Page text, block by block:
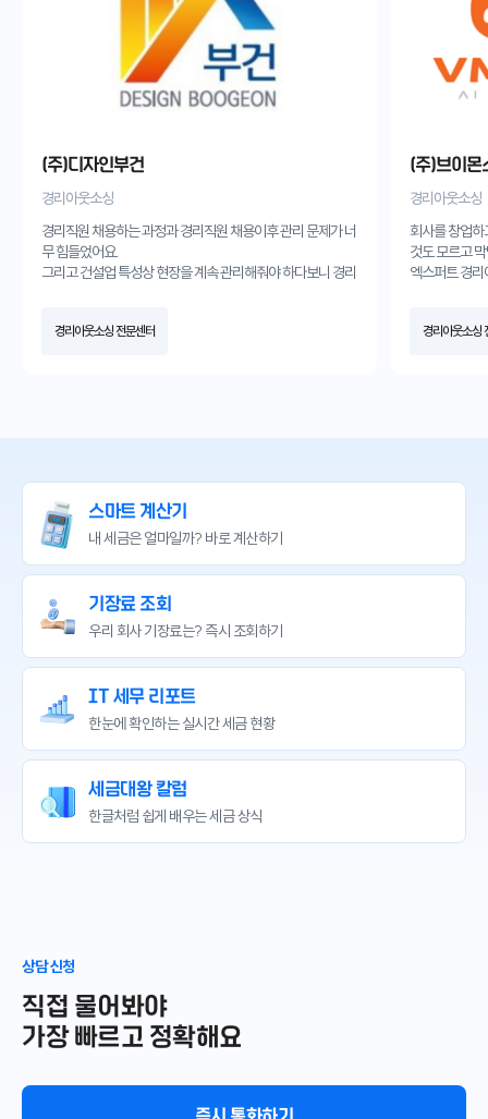
(주)디자인부건
경리아웃소싱
경리직원 채용하는 과정과 경리직원 채용이후 관리 문제가 너
무 힘들었어요.
그리고 건설업 특성상 현장을 계속 관리해줘야 하다보니 경리
무는 전문가가 효율적으로 업무처리해줘서 너무 편해졌고,
경리아웃소싱 전문센터
(주)브이몬
경리아웃소싱
회사를 창업
것도 모르고
엑스퍼트 경
항상 감사합
경리아웃소싱
스마트 계산기
내 세금은 얼마일까? 바로 계산하기
기장료 조회
우리 회사 기장료는? 즉시 조회하기
IT 세무 리포트
한눈에 확인하는실시간 세금 현황
세금대왕 칼럼
한글처럼 쉽게 배우는세금 상식
상담 신청
직접 물어봐야
가장 빠르고 정확해요